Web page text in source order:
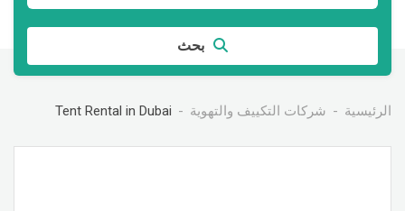
بحث
الرئيسية شركات التكييف والتهوية Tent Rental in Dubai